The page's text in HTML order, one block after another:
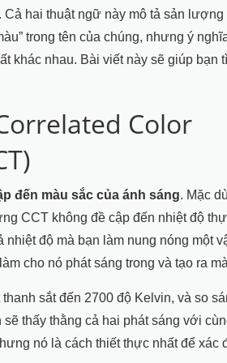
hai thuật ngữ này mô tả sản lượng
trong tên của chúng, nhưng ý
khác nhau. Bài viết này sẽ giúp bạn
Color
đến màu sắc của ánh sáng. Mặc
CCT không đề cập đến nhiệt độ
nhiệt độ mà bạn làm nung nóng một
cho nó phát sáng trong và tạo ra
sắt đến 2700 độ Kelvin, và so
thấy thằng cả hai phát sáng với
nó là cách thiết thực nhất để xác